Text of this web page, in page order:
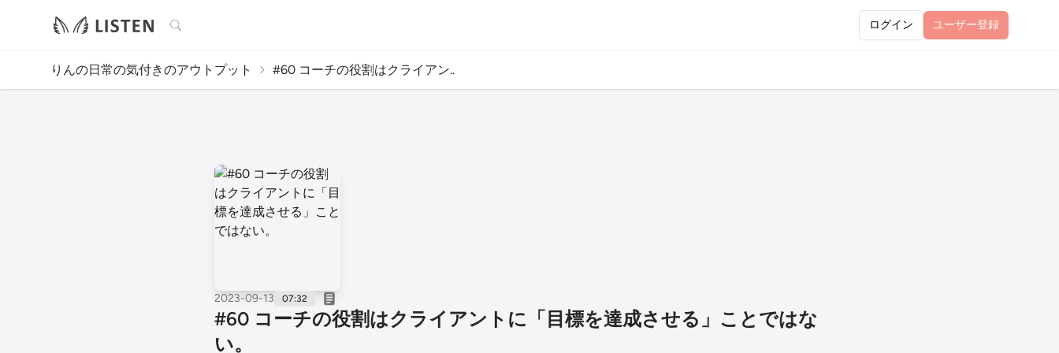
検索 ログイン ユーザー登録
りんの日常の気付きのアウトプット #60 コーチの役割はクライアン..
2023-09-13 07:32
#60 コーチの役割はクライアントに「目標を達成させる」ことではな
い。